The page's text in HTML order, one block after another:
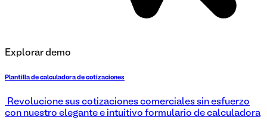
Explorar demo
Plantilla de calculadora de cotizaciones
¡Revolucione sus cotizaciones comerciales sin esfuerzo
con nuestro elegante e intuitivo formulario de calculadora